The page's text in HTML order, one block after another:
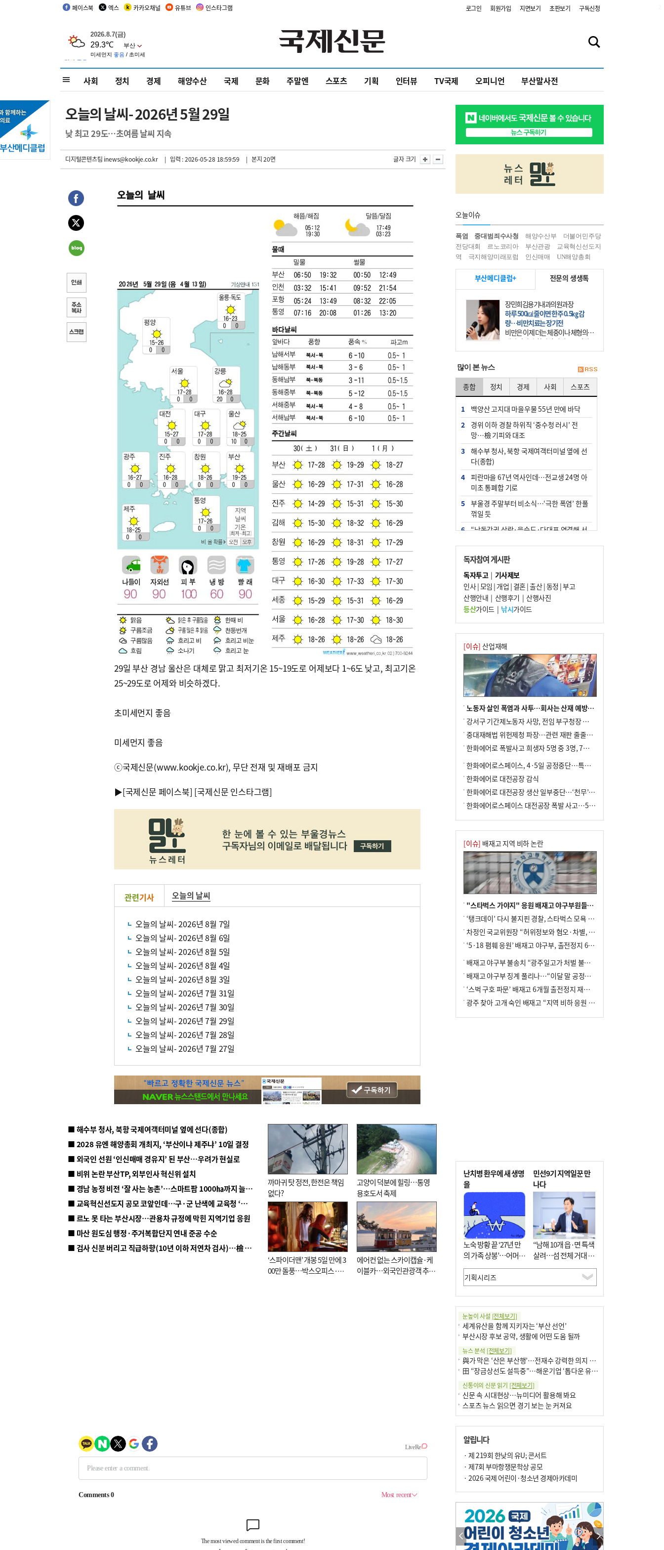
페이스북 엑스 카카오채널 유튜브 인스타그램 로그인 회원가입 지면보기 초판보기 구독신청
사회 정치 경제 해양수산 국제 문화 주말엔 스포츠 기획 인터뷰 TV국제 오피니언 부산말사전
오늘의 날씨- 2026년 5월 29일
낮 최고 29도…초여름 날씨 지속
디지털콘텐츠팀 inews@kookje.co.kr | 입력 : 2026-05-28 18:59:59 | 본지 20면 글자 크기
29일 부산 경남 울산은 대체로 맑고 최저기온 15~19도로 어제보다 1~6도 낮고, 최고기온
25~29도로 어제와 비슷하겠다.
초미세먼지 좋음
미세먼지 좋음
ⓒ국제신문(www.kookje.co.kr), 무단 전재 및 재배포 금지
▶[국제신문 페이스북] [국제신문 인스타그램]
관련기사 오늘의 날씨
오늘의 날씨- 2026년 8월 7일
오늘의 날씨- 2026년 8월 6일
오늘의 날씨- 2026년 8월 5일
오늘의 날씨- 2026년 8월 4일
오늘의 날씨- 2026년 8월 3일
오늘의 날씨- 2026년 7월 31일
오늘의 날씨- 2026년 7월 30일
오늘의 날씨- 2026년 7월 29일
오늘의 날씨- 2026년 7월 28일
오늘의 날씨- 2026년 7월 27일
■ 해수부 청사, 북항 국제여객터미널 옆에 선다(종합)
■ 2028 유엔 해양총회 개최지, ‘부산이냐 제주냐’ 10일 결정
■ 외국인 선원 ‘인신매매 경유지’ 된 부산…우려가 현실로
■ 비위 논란 부산TP, 외부인사 혁신위 설치
■ 경남 농정 비전 ‘잘 사는 농촌’…스마트팜 1000㏊까지 늘린다
■ 교육혁신선도지 공모 코앞인데…구·군 난색에 교육청 ‘쩔쩔’
■ 르노 못 타는 부산시장…관용차 규정에 막힌 지역기업 응원
■ 마산 원도심 행정·주거복합단지 연내 준공 수순
■ 검사 신분 버리고 직급하향(10년 이하 저연차 검사)…檢 중수청행 기피
까마귀 탓 정전, 한전은 책임
없다?
고양이 덕분에 힐링…통영
용호도서 축제
‘스파이더맨’ 개봉 5일 만에 3
00만 돌풍…박스오피스·예
에어컨 없는 스카이캡슐·케
이블카…외국인관광객 추억
오늘이슈
폭염 중대범죄수사청 해양수산부
더불어민주당
전당대회
르노코리아 부산관광
교육혁신선도지
역
극지해양미래포럼 인신매매 UN해양총회
부산메디클럽+ 전문의 생생톡
장민희김용기내과의원과장
하루 500㎉ 줄이면 한주 0.5㎏ 감
량…비만치료는 장기전
비만은 이제 더는 체중이나 체형의 문
제가 아니다. 하나의 질병으로 인지
하고 치료와 관리를 해야 한다. 세계
많이 본 뉴스
종합 정치 경제 사회 스포츠
1
백양산 고지대 마을우물 55년 만에 바닥
2
경위 이하 경찰 하위직 ‘중수청 러시’ 전
망…檢 기피와 대조
3
해수부 청사, 북항 국제여객터미널 옆에 선
다(종합)
4
피란마을 67년 역사인데…전교생 24명 아
미초 통폐합 기로
5
부울경 주말부터 비소식…‘극한 폭염’ 한풀
꺾일 듯
6
“낙동강권 삼락·을숙도·다대포 연결해 서
7
오늘의 날씨- 2026년 8월 7일
8
외국인 선원 ‘인신매매 경유지’ 된 부산…
우려가 현실로
9
[사설] 해수부 신청사 북항으로 확정, 해양
수도 도약의 전환점
10 르노 못 타는 부산시장…관용차 규정에 막
힌 지역기업 응원
독자참여 게시판
독자투고| 기사제보
인사|모임 | 개업 | 결혼|출산|동정 |부고
산행안내 | 산행후기 | 산행사진
등산가이드| 낚시가이드
[이슈] 산업재해
노동자 살인 폭염과 사투…회사는 산재 예방·전기료 절감 전력
강서구 기간제노동자 사망, 전임 부구청장 檢 송치
중대재해법 위헌제청 파장…관련 재판 줄줄이 브레이크
한화에어로 폭발사고 희생자 5명 중 3명, 7일 영면
한화에어로스페이스, 4·5일 공정중단…특별 안전점검
한화에어로 대전공장 감식
한화에어로 대전공장 생산 일부중단…‘천무’ 수출 비상
한화에어로스페이스 대전공장 폭발 사고…5명 사망·2명 부상(종합)
[이슈] 배재고 지역 비하 논란
"스타벅스 가야지" 응원 배재고 야구부원들, 학교서 징계 처분
‘탱크데이’ 다시 불지핀 경찰, 스타벅스 모욕 혐의 압수수색
차정인 국교위원장 “허위정보와 혐오·차별, 학교 교실까지 유입"
‘5·18 폄훼 응원’ 배재고 야구부, 출전정지 6개월→1개월 감경
배재고 야구부 불송치 “광주일고가 처벌 불원 의사 표해”
배재고 야구부 징계 풀리나…“이달 말 공정위서 재심의”
‘스벅 구호 파문’ 배재고 6개월 출전정지 재심 신청키로
광주 찾아 고개 숙인 배재고 “지역 비하 응원 잘못”(종합)
난치병 환우에 새 생명
을
노숙 방황 끝 ‘27년 만
의 가족 상봉’…어머니
와 행복 꿈꿔
민선9기 지역일꾼 만
나다
“남해 10개 읍·면 특색
살려…섬 전체 거대 정
원으로 조성”
눈높이 사설 [전체보기]
세계유산을 함께 지키자는 ‘부산 선언’
부산시장 후보 공약, 생활에 어떤 도움 될까
뉴스 분석 [전체보기]
與가 막은 ‘산은 부산행’…전재수 강력한 의지 표명 없인 공염불
田 “장금상선도 설득중”…해운기업 ‘톱다운 유치전’ 가속
신통이의 신문 읽기 [전체보기]
신문 속 시대현상…뉴미디어 활용해 봐요
스포츠 뉴스 읽으면 경기 보는 눈 커져요
구·군 승진 축하화분 관행 없애자니 소상공인 울상
팩트체크[전체보기]
의령 한우산 털중나리
한 손 뉴스[전체보기]
시민이 개발한 폭염 대응 앱 ‘그늘로’ 길안내 지도 등 인기
골목 맛집 발굴 고메 셀렉션…부산시, 페스티벌 시월 연계
알립니다
· 제 219회 한낮의 유U; 콘서트
· 제7회 부마항쟁문학상 공모
· 2026 국제 어린이·청소년 경제아카데미